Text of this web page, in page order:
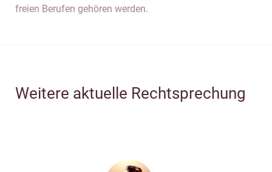
freien Berufen gehören werden.
Weitere aktuelle Rechtsprechung